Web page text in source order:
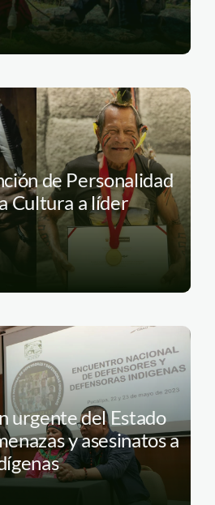
de Personalidad
Cultura a líder
urgente del Estado
y asesinatos a